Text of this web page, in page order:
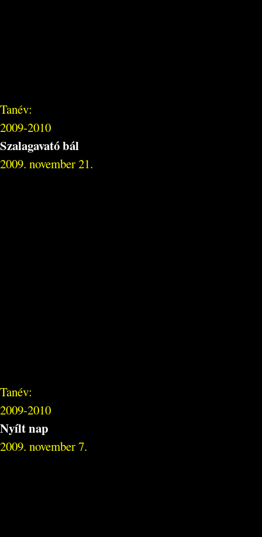
Tanév:
2009-2010
Szalagavató bál
2009. november 21.
Tanév:
2009-2010
Nyílt nap
2009. november 7.